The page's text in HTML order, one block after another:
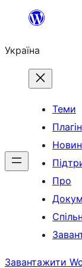
Перейти
вмісту
Україна
Теми
Про
Завантажити